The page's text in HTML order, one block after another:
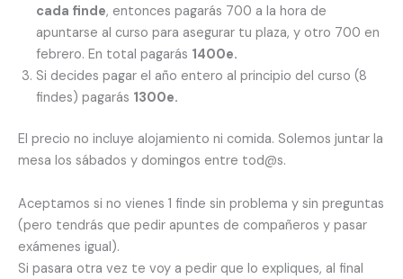
cada finde, entonces pagarás 700 a la hora de
apuntarse al curso para asegurar tu plaza, y otro 700 en
febrero. En total pagarás 1400e.
Si decides pagar el año entero al principio del curso (8
findes) pagarás 1300e.
El precio no incluye alojamiento ni comida. Solemos juntar la
mesa los sábados y domingos entre tod@s.
Aceptamos si no vienes 1 finde sin problema y sin preguntas
(pero tendrás que pedir apuntes de compañeros y pasar
exámenes igual).
Si pasara otra vez te voy a pedir que lo expliques, al final